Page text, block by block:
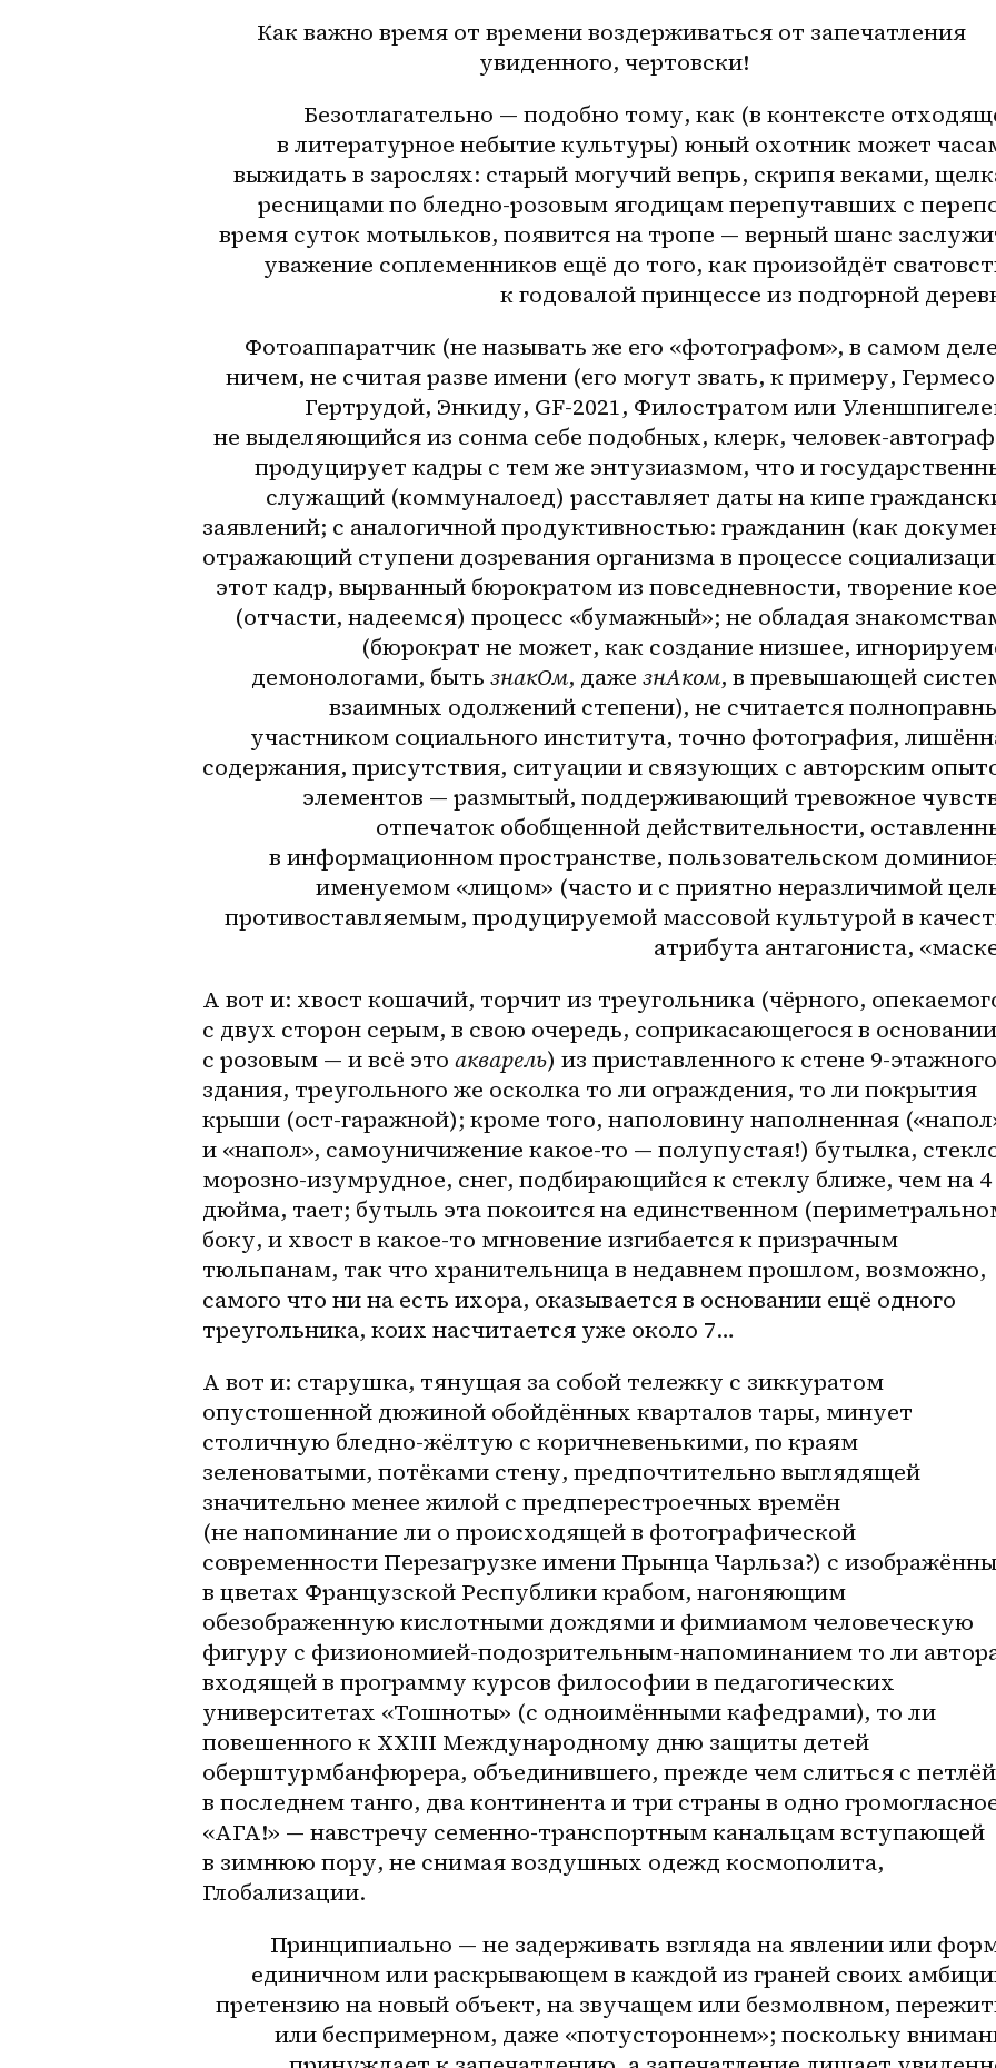
Как важно время от времени воздерживаться от запечатления
увиденного, чертовски!
Безотлагательно — подобно тому, как (в контексте
в литературное небытие культуры) юный охотник может
выжидать в зарослях: старый могучий вепрь, скрипя веками,
ресницами по бледно-розовым ягодицам перепутавших с
время суток мотыльков, появится на тропе — верный шанс
уважение соплеменников ещё до того, как произойдёт
к годовалой принцессе из подгорной
Фотоаппаратчик (не называть же его «фотографом», в самом
ничем, не считая разве имени (его могут звать, к примеру,
Гертрудой, Энкиду, GF-2021, Филостратом или
не выделяющийся из сонма себе подобных, клерк, человек-
продуцирует кадры с тем же энтузиазмом, что и
служащий (коммуналоед) расставляет даты на кипе
заявлений; с аналогичной продуктивностью: гражданин (как
отражающий ступени дозревания организма в процессе
этот кадр, вырванный бюрократом из повседневности, творение
(отчасти, надеемся) процесс «бумажный»; не обладая
(бюрократ не может, как создание низшее,
демонологами, быть знакОм, даже знАком, в превышающей
взаимных одолжений степени), не считается
участником социального института, точно фотография,
содержания, присутствия, ситуации и связующих с авторским
элементов — размытый, поддерживающий тревожное
отпечаток обобщенной действительности,
в информационном пространстве, пользовательском
именуемом «лицом» (часто и с приятно неразличимой
противоставляемым, продуцируемой массовой культурой в
атрибута антагониста,
А вот и: хвост кошачий, торчит из треугольника (чёрного,
с двух сторон серым, в свою очередь, соприкасающегося в основании
с розовым — и всё это акварель) из приставленного к стене 9-этажного
здания, треугольного же осколка то ли ограждения, то ли покрытия
крыши (ост-гаражной); кроме того, наполовину наполненная
и «напол», самоуничижение какое-то — полупустая!) бутылка,
морозно-изумрудное, снег, подбирающийся к стеклу ближе, чем на 4
дюйма, тает; бутыль эта покоится на единственном
боку, и хвост в какое-то мгновение изгибается к призрачным
тюльпанам, так что хранительница в недавнем прошлом, возможно,
самого что ни на есть ихора, оказывается в основании ещё одного
треугольника, коих насчитается уже около 7…
А вот и: старушка, тянущая за собой тележку с зиккуратом
опустошенной дюжиной обойдённых кварталов тары, минует
столичную бледно-жёлтую с коричневенькими, по краям
зеленоватыми, потёками стену, предпочтительно выглядящей
значительно менее жилой с предперестроечных времён
(не напоминание ли о происходящей в фотографической
современности Перезагрузке имени Прынца Чарльза?) с
в цветах Французской Республики крабом, нагоняющим
обезображенную кислотными дождями и фимиамом человеческую
фигуру с физиономией-подозрительным-напоминанием то ли
входящей в программу курсов философии в педагогических
университетах «Тошноты» (с одноимёнными кафедрами), то ли
повешенного к XXIII Международному дню защиты детей
оберштурмбанфюрера, объединившего, прежде чем слиться с петлёй
в последнем танго, два континента и три страны в одно
«АГА!» — навстречу семенно-транспортным канальцам вступающей
в зимнюю пору, не снимая воздушных одежд космополита,
Глобализации.
Принципиально — не задерживать взгляда на явлении или
единичном или раскрывающем в каждой из граней своих
претензию на новый объект, на звучащем или безмолвном,
или беспримерном, даже «потустороннем»; поскольку